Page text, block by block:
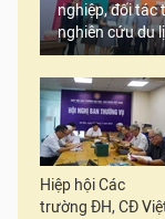
nghiệp, đối tác
nghiên cứu du
Hiệp hội Các
trường ĐH, CĐ